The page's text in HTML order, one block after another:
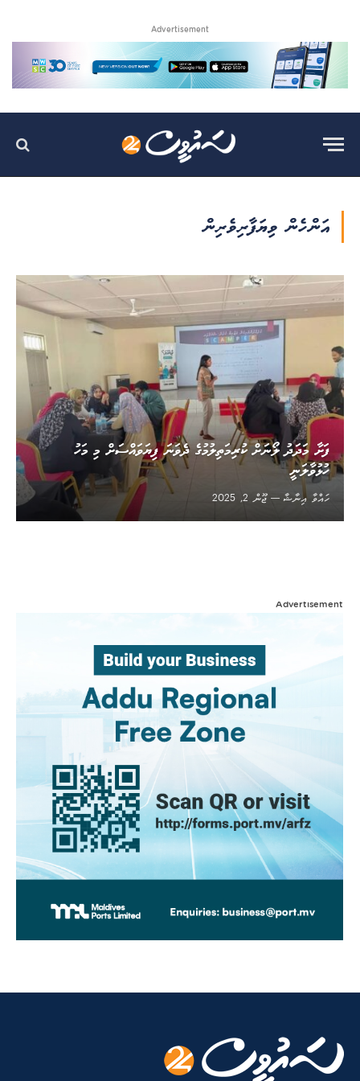
Advertisement
އަންހެން ވިޔަފާރިވެރިން
ފަށާ މަދަދު ލޯނަށް ކުރިމަތިލުމުގެ ދެވަނަ ފިޔަވައްސަށް މި މަހު
ހުޅުވާލަނީ
ހައްވާ އިނާޝާ
ޖޫން 2, 2025
Advertisement